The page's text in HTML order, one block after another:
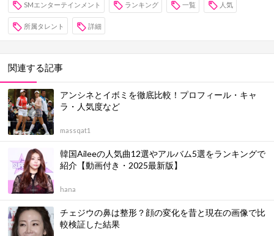
SMエンターテインメント ランキング 一覧 人気
所属タレント 詳細
関連する記事
アンシネとイボミを徹底比較！プロフィール・キャ
ラ・人気度など
massqat1
韓国Aileeの人気曲12選やアルバム5選をランキングで
紹介【動画付き・2025最新版】
hana
チェジウの鼻は整形？顔の変化を昔と現在の画像で比
較検証した結果